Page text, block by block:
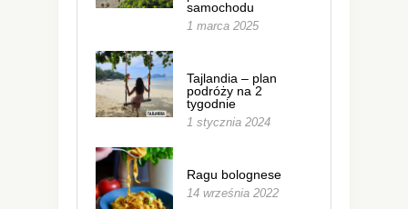
samochodu
1 marca 2025
Tajlandia – plan
podróży na 2
tygodnie
1 stycznia 2024
Ragu bolognese
14 września 2022